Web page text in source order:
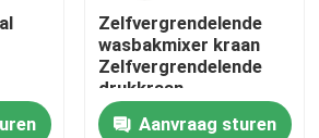
Zelfvergrendelende
wasbakmixer kraan
Zelfvergrendelende
drukkraan
Aanvraag sturen